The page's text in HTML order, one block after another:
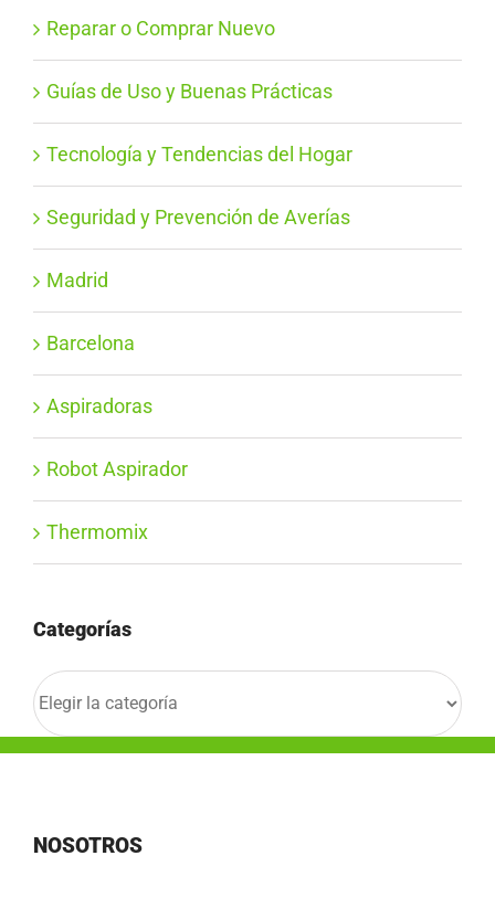
Reparar o Comprar Nuevo
Guías de Uso y Buenas Prácticas
Tecnología y Tendencias del Hogar
Seguridad y Prevención de Averías
Madrid
Barcelona
Aspiradoras
Robot Aspirador
Thermomix
Categorías
Categorías
NOSOTROS